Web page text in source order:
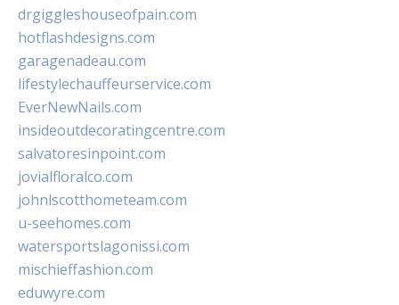
drgiggleshouseofpain.com
hotflashdesigns.com
garagenadeau.com
lifestylechauffeurservice.com
EverNewNails.com
insideoutdecoratingcentre.com
salvatoresinpoint.com
jovialfloralco.com
johnlscotthometeam.com
u-seehomes.com
watersportslagonissi.com
mischieffashion.com
eduwyre.com